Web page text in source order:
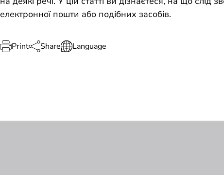
електронної пошти або подібних засобів.
Print Share Language